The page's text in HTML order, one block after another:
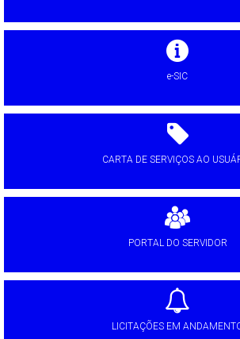
e-SIC
CARTA DE SERVIÇOS AO
PORTAL DO SERVIDOR
LICITAÇÕES EM